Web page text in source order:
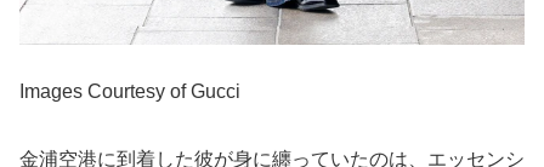
Images Courtesy of Gucci
金浦空港に到着した彼が身に纏っていたのは、エッセンシ